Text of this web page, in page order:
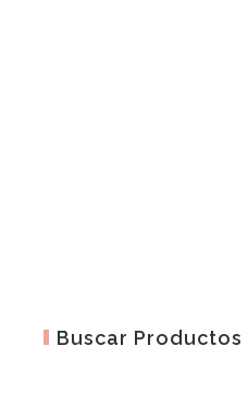
Buscar Productos